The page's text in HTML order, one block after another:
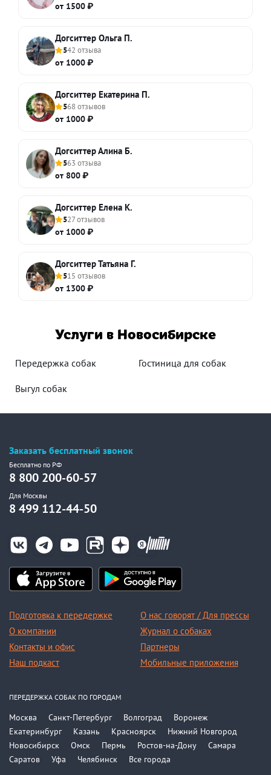
от 1500 ₽
Догситтер Ольга П.
542 отзыва
от 1000 ₽
Догситтер Екатерина П.
568 отзывов
от 1000 ₽
Догситтер Алина Б.
563 отзыва
от 800 ₽
Догситтер Елена К.
527 отзывов
от 1000 ₽
Догситтер Татьяна Г.
515 отзывов
от 1300 ₽
Услуги в Новосибирске
Передержка собак Гостиница для собак
Выгул собак
Заказать бесплатный звонок
Бесплатно по РФ
8 800 200-60-57
Для Москвы
8 499 112-44-50
Подготовка к передержке
О компании
Контакты и офис
Наш подкаст
О нас говорят / Для прессы
Журнал о собаках
Партнеры
Мобильные приложения
ПЕРЕДЕРЖКА СОБАК ПО ГОРОДАМ
Москва Санкт-Петербург Волгоград
Воронеж
Екатеринбург
Казань Красноярск
Нижний Новгород
Новосибирск
Омск Пермь Ростов-на-Дону
Самара
Саратов
Уфа Челябинск Все города